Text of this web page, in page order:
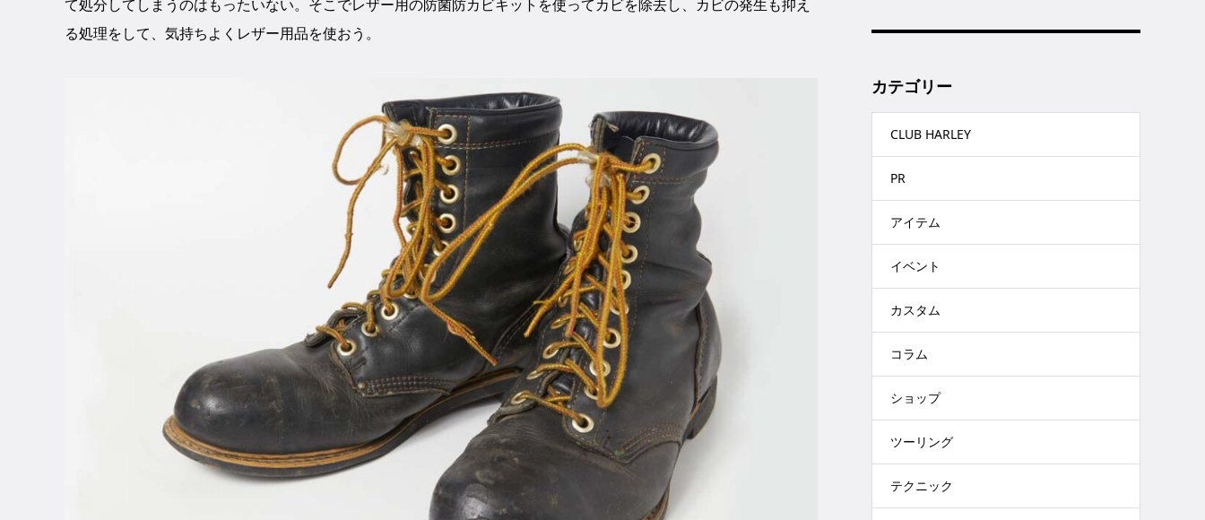
て処分してしまうのはもったいない。そこでレザー用の防菌防カビキットを使ってカビを除去し、カビの発生も抑え
る処理をして、気持ちよくレザー用品を使おう。
カテゴリー
CLUB HARLEY
PR
アイテム
イベント
カスタム
コラム
ショップ
ツーリング
テクニック